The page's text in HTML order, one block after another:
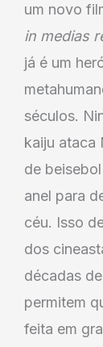
um novo
in medias
já é um
séculos.
kaiju ataca
de
anel para
céu. Isso
dos
décadas
permitem
feita em